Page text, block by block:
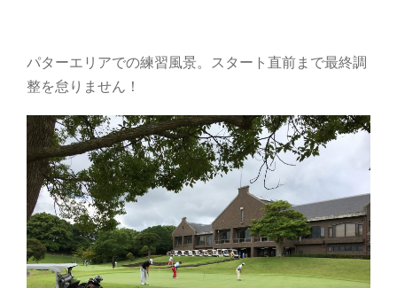
パターエリアでの練習風景。スタート直前まで最終調
整を怠りません！